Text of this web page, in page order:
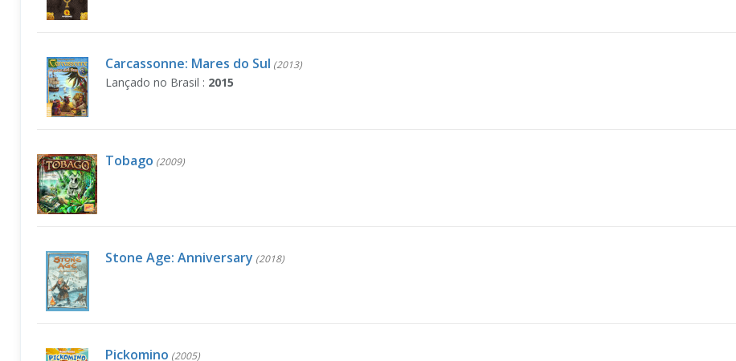
Carcassonne: Mares do Sul (2013)
Lançado no Brasil : 2015
Tobago (2009)
Stone Age: Anniversary (2018)
Pickomino (2005)